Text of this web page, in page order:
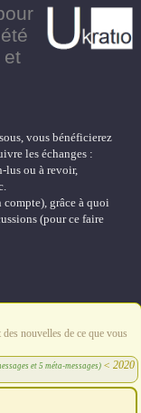
et
vous bénéficierez
les échanges :
lus ou à revoir,
compte), grâce à quoi
(pour ce faire
nouvelles de ce que vous
et 5 méta-messages) < 2020